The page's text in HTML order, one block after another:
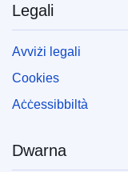
Legali
Avviżi legali
Cookies
Aċċessibbiltà
Dwarna